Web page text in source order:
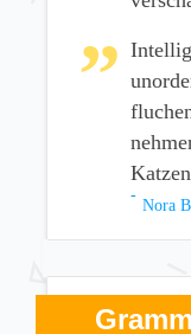
Nora